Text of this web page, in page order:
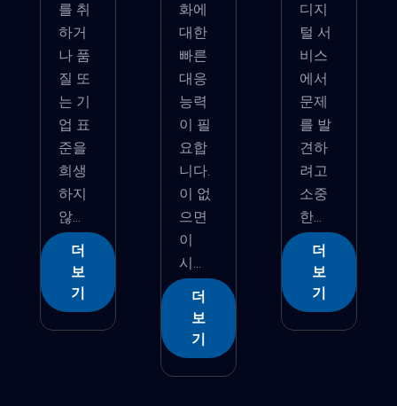
를 취
하거
나 품
질 또
는 기
업 표
준을
희생
하지
않...
더
보
기
화에
대한
빠른
대응
능력
이 필
요합
니다.
이 없
으면
이
시...
더
보
기
디지
털 서
비스
에서
문제
를 발
견하
려고
소중
한...
더
보
기